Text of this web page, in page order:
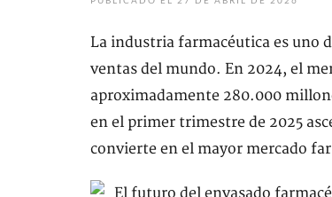
La industria farmacéutica es uno
ventas del mundo. En 2024, el
aproximadamente 280.000
en el primer trimestre de 2025
convierte en el mayor mercado